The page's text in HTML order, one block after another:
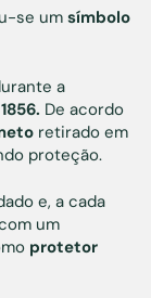
se um símbolo
a
1856. De acordo
retirado em
proteção.
e, a cada
um
protetor